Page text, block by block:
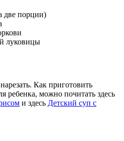
две порции)
луковицы
Как приготовить
ребенка, можно почитать здесь
и здесь Детский суп с